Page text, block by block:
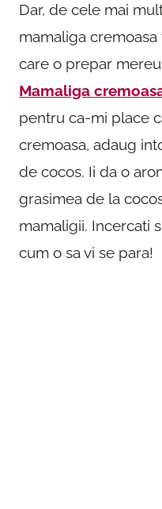
Dar, de cele mai
mamaliga
care o prepar
Mamaliga
pentru ca-mi place
cremoasa, adaug
de cocos. Ii da o
grasimea de la
mamaligii. Incercati
cum o sa vi se para!